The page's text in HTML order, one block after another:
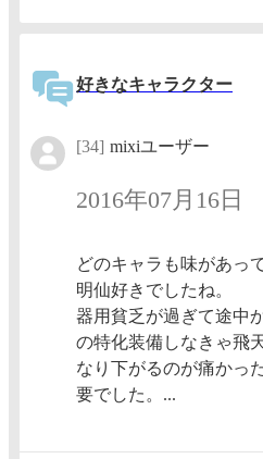
好きなキャラクター
[34] mixiユーザー
2016年07月16日
どのキャラも味があっ
明仙好きでしたね。
器用貧乏が過ぎて途中
の特化装備しなきゃ飛
なり下がるのが痛かっ
要でした。...